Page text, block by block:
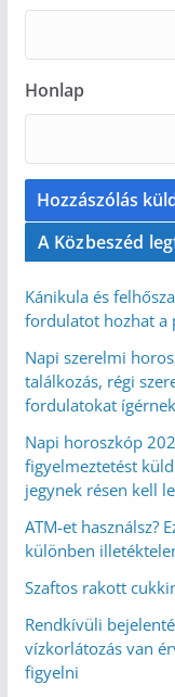
Honlap
A Közbeszéd
Kánikula és
fordulatot hozhat a
Napi szerelmi
találkozás, régi
fordulatokat
Napi horoszkóp
figyelmeztetést
jegynek résen kell
ATM-et használsz?
különben
Szaftos rakott
Rendkívüli
vízkorlátozás van
figyelni